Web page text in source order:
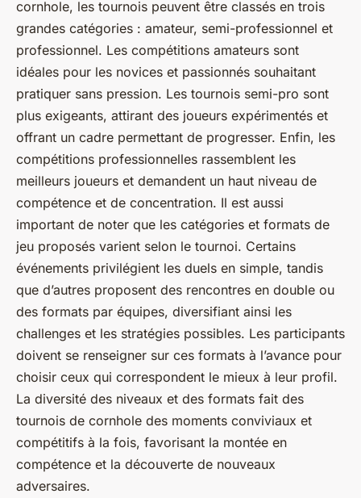
cornhole, les tournois peuvent être classés en trois
grandes catégories : amateur, semi-professionnel et
professionnel. Les compétitions amateurs sont
idéales pour les novices et passionnés souhaitant
pratiquer sans pression. Les tournois semi-pro sont
plus exigeants, attirant des joueurs expérimentés et
offrant un cadre permettant de progresser. Enfin, les
compétitions professionnelles rassemblent les
meilleurs joueurs et demandent un haut niveau de
compétence et de concentration. Il est aussi
important de noter que les catégories et formats de
jeu proposés varient selon le tournoi. Certains
événements privilégient les duels en simple, tandis
que d’autres proposent des rencontres en double ou
des formats par équipes, diversifiant ainsi les
challenges et les stratégies possibles. Les participants
doivent se renseigner sur ces formats à l’avance pour
choisir ceux qui correspondent le mieux à leur profil.
La diversité des niveaux et des formats fait des
tournois de cornhole des moments conviviaux et
compétitifs à la fois, favorisant la montée en
compétence et la découverte de nouveaux
adversaires.